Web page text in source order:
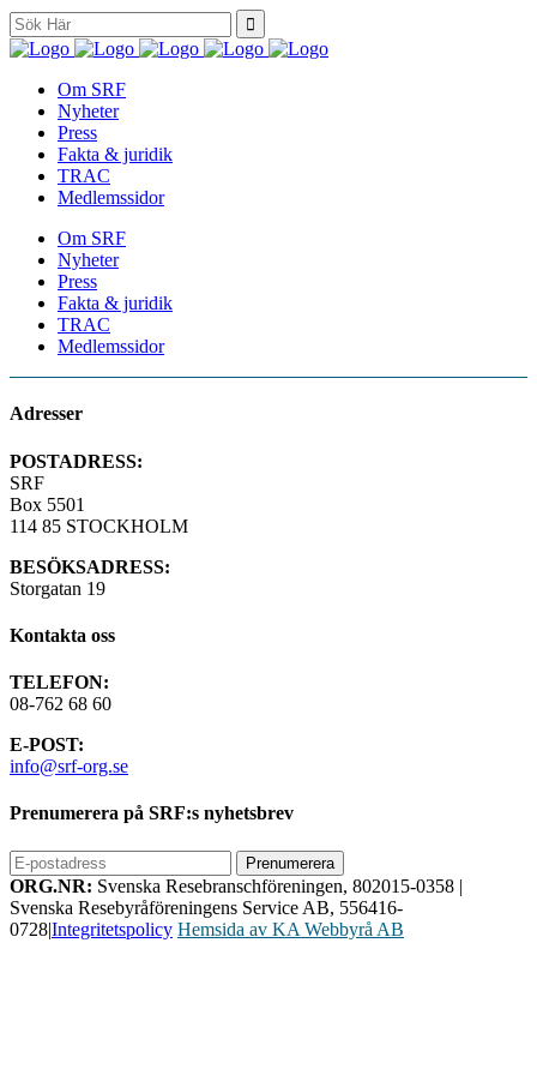
Search
for:
Om SRF
Nyheter
Press
Fakta & juridik
TRAC
Medlemssidor
Om SRF
Nyheter
Press
Fakta & juridik
TRAC
Medlemssidor
Adresser
POSTADRESS:
SRF
Box 5501
114 85 STOCKHOLM
BESÖKSADRESS:
Storgatan 19
Kontakta oss
TELEFON:
08-762 68 60
E-POST:
info@srf-org.se
Prenumerera på SRF:s nyhetsbrev
ORG.NR: Svenska Resebranschföreningen, 802015-0358 |
Svenska Resebyråföreningens Service AB, 556416-
0728|Integritetspolicy Hemsida av KA Webbyrå AB